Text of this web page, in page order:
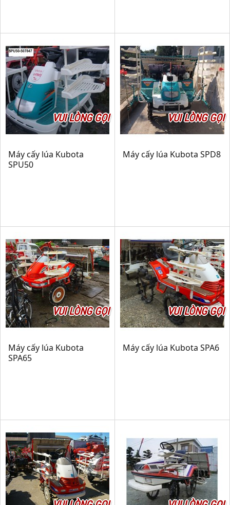
VUI LÒNG GỌI
Máy cấy lúa Kubota
SPU50
VUI LÒNG GỌI
Máy cấy lúa Kubota SPD8
VUI LÒNG GỌI
Máy cấy lúa Kubota
SPA65
VUI LÒNG GỌI
Máy cấy lúa Kubota SPA6